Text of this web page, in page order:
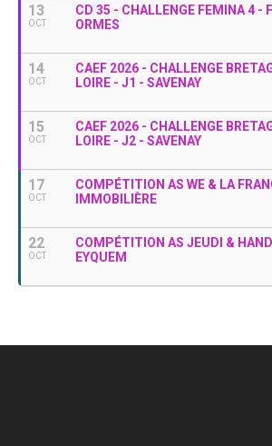
13
OCT
CD 35 - CHALLENGE FEMINA 4 -
ORMES
14
OCT
CAEF 2026 - CHALLENGE
LOIRE - J1 - SAVENAY
15
OCT
CAEF 2026 - CHALLENGE
LOIRE - J2 - SAVENAY
17
OCT
COMPÉTITION AS WE & LA
IMMOBILIÈRE
22
OCT
COMPÉTITION AS JEUDI &
EYQUEM